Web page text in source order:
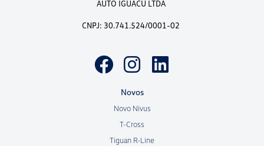
AUTO IGUACU LTDA
CNPJ: 30.741.524/0001-02
Novos
Novo Nivus
T-Cross
Tiguan R-Line